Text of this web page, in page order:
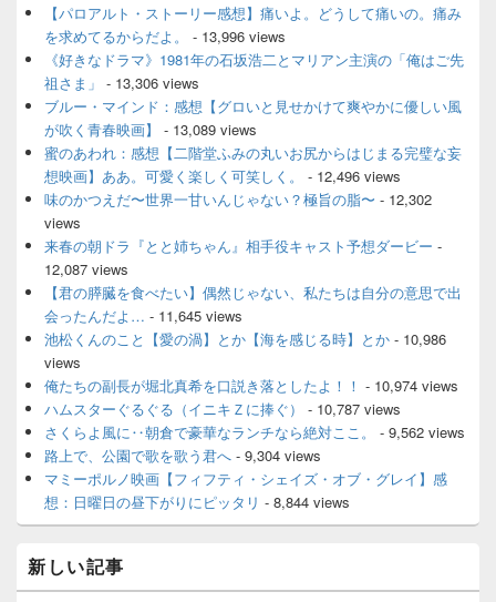
【パロアルト・ストーリー感想】痛いよ。どうして痛いの。痛み
を求めてるからだよ。
- 13,996 views
《好きなドラマ》1981年の石坂浩二とマリアン主演の「俺はご先
祖さま」 - 13,306 views
ブルー・マインド：感想【グロいと見せかけて爽やかに優しい風
が吹く青春映画】
- 13,089 views
蜜のあわれ：感想【二階堂ふみの丸いお尻からはじまる完璧な妄
想映画】ああ。可愛く楽しく可笑しく。
- 12,496 views
味のかつえだ〜世界一甘いんじゃない？極旨の脂〜 - 12,302
views
来春の朝ドラ『とと姉ちゃん』相手役キャスト予想ダービー -
12,087 views
【君の膵臓を食べたい】偶然じゃない、私たちは自分の意思で出
会ったんだよ… - 11,645 views
池松くんのこと【愛の渦】とか【海を感じる時】とか - 10,986
views
俺たちの副長が堀北真希を口説き落としたよ！！ - 10,974 views
ハムスターぐるぐる（イニキＺに捧ぐ）
- 10,787 views
さくらよ風に‥朝倉で豪華なランチなら絶対ここ。
- 9,562 views
路上で、公園で歌を歌う君へ - 9,304 views
マミーポルノ映画【フィフティ・シェイズ・オブ・グレイ】感
想：日曜日の昼下がりにピッタリ - 8,844 views
新しい記事